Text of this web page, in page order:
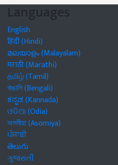
Languages
English
हिंदी (Hindi)
മലയാളം (Malayalam)
मराठी (Marathi)
தமிழ் (Tamil)
বাঙালি (Bengali)
ಕನ್ನಡ (Kannada)
ଓଡିଆ (Odia)
অসমীয়া (Asomiya)
ਪੰਜਾਬੀ
తెలుగు
ગુજરાતી